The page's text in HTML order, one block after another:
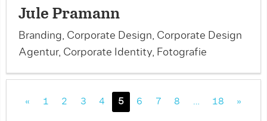
Jule Pramann
Branding, Corporate Design, Corporate Design
Agentur, Corporate Identity, Fotografie
« 1 2 3 4 5 6 7 8 18 »